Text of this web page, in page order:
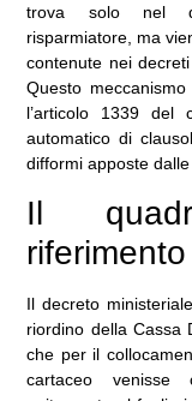
trova solo nel
risparmiatore, ma
contenute nei
Questo
l’articolo 1339 del
automatico di
difformi apposte dalle
Il
riferimento
Il decreto
riordino della Cassa
che per il
cartaceo venisse